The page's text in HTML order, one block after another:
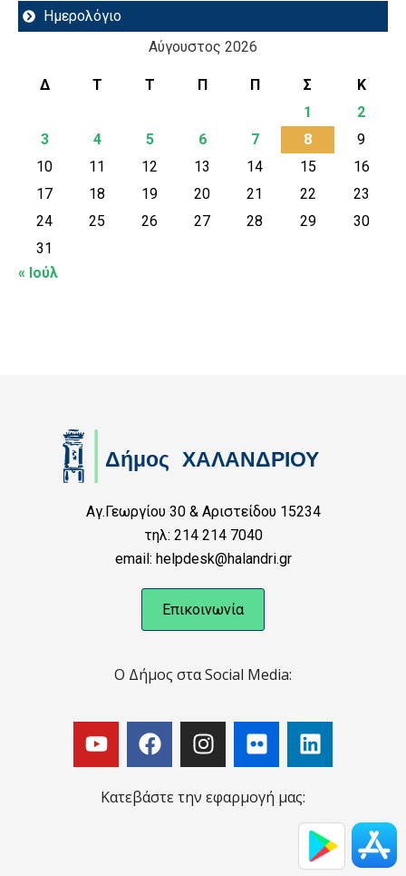
Ημερολόγιο
Αύγουστος 2026
Δ Τ Τ Π Π Σ
Κ
1
2
3
4 5 6 7 8
9
10
11 12 13 14 15
16
17
18 19 20 21 22
23
24
25 26 27 28 29
30
31
« Ιούλ
Αγ.Γεωργίου 30 & Αριστείδου 15234
τηλ: 214 214 7040
email: helpdesk@halandri.gr
Επικοινωνία
Ο Δήμος στα Social Media:
Κατεβάστε την εφαρμογή μας: